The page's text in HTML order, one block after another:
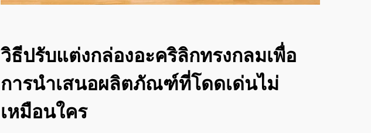
วิธีปรับแต่งกล่องอะคริลิกทรงกลมเพื่อ
การนำเสนอผลิตภัณฑ์ที่โดดเด่นไม่
เหมือนใคร